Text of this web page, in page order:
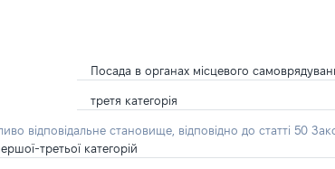
Посада в органах місцевого
третя категорія
відповідальне становище, відповідно до статті 50
третьої категорій